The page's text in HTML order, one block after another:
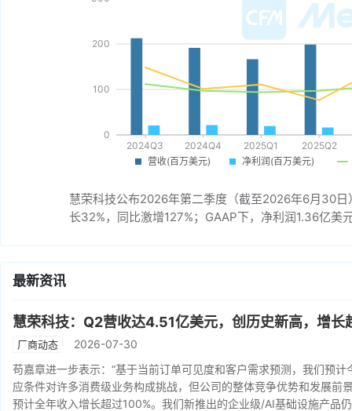
慧荣科技公布2026年第二季度（截至2026年6月30
长32%，同比激增127%；GAAP下，净利润1.36亿美
最新资讯
慧荣科技：Q2营收达4.51亿美元，创历史新高，增长
厂商动态
2026-07-30
苟嘉章进一步表示：“基于当前订单可见度和客户需求预测，我们预
应条件对许多消费级业务构成挑战，但公司的整体竞争优势和发展
预计全年收入增长超过100%。我们新推出的企业级/AI基础设施产品